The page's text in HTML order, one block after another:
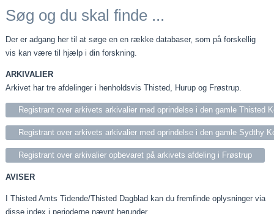
Søg og du skal finde ...
Der er adgang her til at søge en en række databaser, som på forskellig
vis kan være til hjælp i din forskning.
ARKIVALIER
Arkivet har tre afdelinger i henholdsvis Thisted, Hurup og Frøstrup.
Registrant over arkivets arkivalier med oprindelse i den gamle Thisted
Registrant over arkivets arkivalier med oprindelse i den gamle Sydthy
Registrant over arkivalier opbevaret på arkivets afdeling i Frøstrup
AVISER
I Thisted Amts Tidende/Thisted Dagblad kan du fremfinde oplysninger via
disse index i perioderne nævnt herunder.